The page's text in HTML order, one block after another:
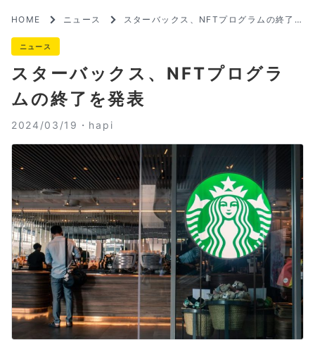
HOME ニュース
スターバックス、NFTプログラムの終了
ニュース
スターバックス、NFTプログラ
ムの終了を発表
2024/03/19・ hapi